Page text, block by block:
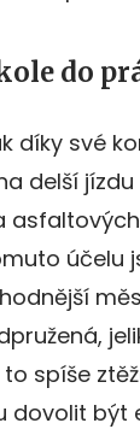
do
díky své
delší
asfaltových
účelu
spíše
dovolit být